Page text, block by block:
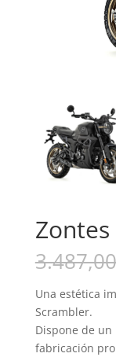
Zontes
3.487,00
Una estética
Scrambler.
Dispone de
fabricación